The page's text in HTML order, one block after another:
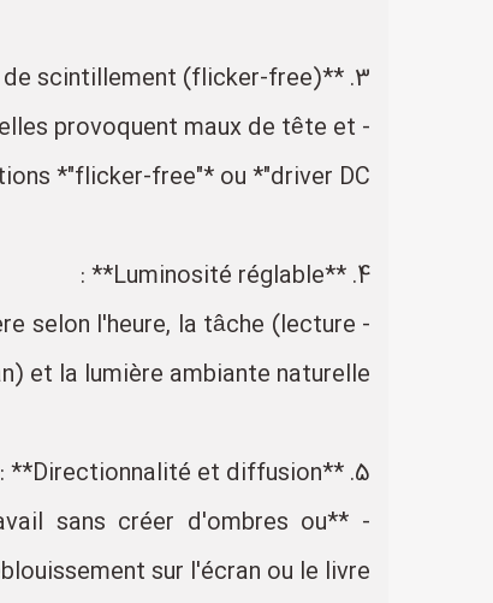
3. **Absence de scintillement (flicker-free)** :
provoquent maux de tête et
*"flicker-free"* ou *"driver DC"*.
4. **Luminosité réglable** :
selon l'heure, la tâche (lecture
et la lumière ambiante naturelle.
5. **Directionnalité et diffusion** :
sans créer d'ombres ou
sur l'écran ou le livre.